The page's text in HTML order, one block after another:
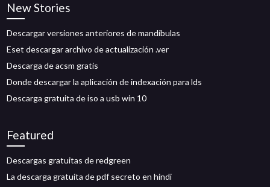
New Stories
Descargar versiones anteriores de mandíbulas
Eset descargar archivo de actualización .ver
Descarga de acsm gratis
Donde descargar la aplicación de indexación para lds
Descarga gratuita de iso a usb win 10
Featured
Descargas gratuitas de redgreen
La descarga gratuita de pdf secreto en hindi